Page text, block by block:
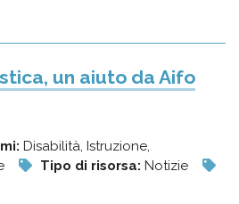
un aiuto da Aifo
Disabilità, Istruzione,
Tipo di risorsa: Notizie